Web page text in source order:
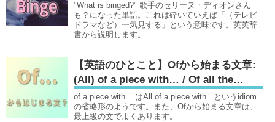
"What is binged?" 歌手のセリーヌ・ディオンさん
も？になった単語。これは砕いていえば「（テレビ
ドラマなど）一気見する」という意味です。英英辞
書から説明します。
【英語のひとこと】Ofから始まる文章:
(All) of a piece with… / Of all the…
of a piece with... はAll of a piece with...というidiom
の省略形のようです。また、Ofから始まる文章は、
最上級の文でよくあります。